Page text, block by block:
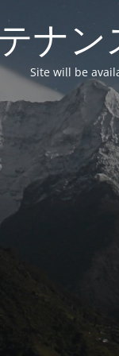
ナン
Site will be